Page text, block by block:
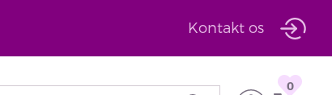
Kontakt os
0